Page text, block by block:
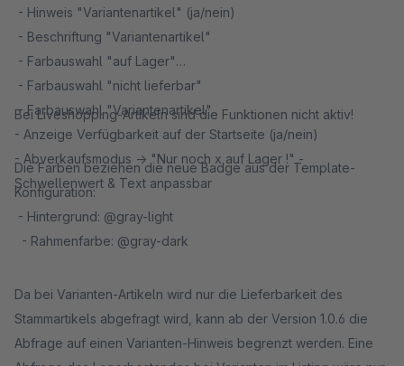
- Hinweis "Variantenartikel" (ja/nein)
- Beschriftung "Variantenartikel"
- Farbauswahl "auf Lager"
- Farbauswahl "nicht lieferbar"
- Farbauswahl "Variantenartikel"
- Anzeige Verfügbarkeit auf der Startseite (ja/nein)
- Abverkaufsmodus -> "Nur noch x auf Lager !" -
Schwellenwert & Text anpassbar
Bei Liveshopping-Artikeln sind die Funktionen nicht aktiv!
Die Farben beziehen die neue Badge aus der Template-
Konfiguration:
- Hintergrund: @gray-light
- Rahmenfarbe: @gray-dark
Da bei Varianten-Artikeln wird nur die Lieferbarkeit des
Stammartikels abgefragt wird, kann ab der Version 1.0.6 die
Abfrage auf einen Varianten-Hinweis begrenzt werden. Eine